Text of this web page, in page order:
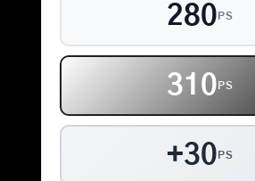
280 PS
310 PS
+30 PS